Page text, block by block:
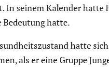
In seinem Kalender hatte
Bedeutung hatte.
hatte
als er eine Gruppe